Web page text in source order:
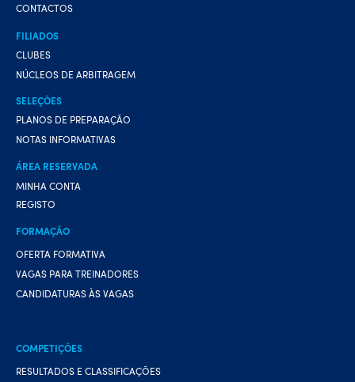
CONTACTOS
FILIADOS
CLUBES
NÚCLEOS DE ARBITRAGEM
SELEÇÕES
PLANOS DE PREPARAÇÃO
NOTAS INFORMATIVAS
ÁREA RESERVADA
MINHA CONTA
REGISTO
FORMAÇÃO
OFERTA FORMATIVA
VAGAS PARA TREINADORES
CANDIDATURAS ÀS VAGAS
COMPETIÇÕES
RESULTADOS E CLASSIFICAÇÕES